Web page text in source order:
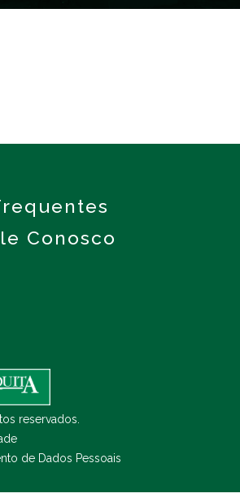
Conosco
reservados.
de Dados Pessoais